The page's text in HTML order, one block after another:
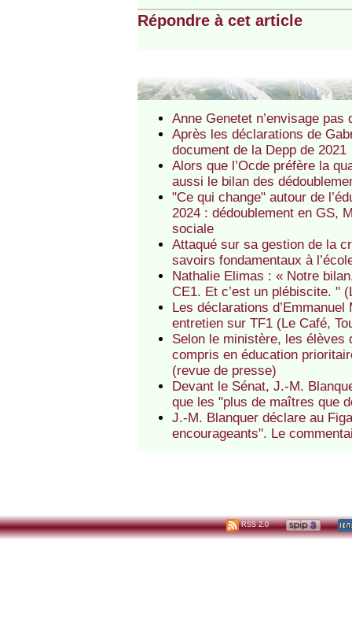
Répondre à cet article
Anne Genetet n’envisage
Après les déclarations de
document de la Depp de 2021
Alors que l’Ocde préfère la
aussi le bilan des
"Ce qui change" autour de
2024 : dédoublement en GS,
sociale
Attaqué sur sa gestion de la
savoirs fondamentaux à
Nathalie Elimas : « Notre
CE1. Et c’est un plébiscite. "
Les déclarations
entretien sur TF1 (Le Café,
Selon le ministère, les élèves
compris en éducation
(revue de presse)
Devant le Sénat, J.-M.
que les "plus de maîtres que
J.-M. Blanquer déclare au
encourageants". Le
RSS 2.0